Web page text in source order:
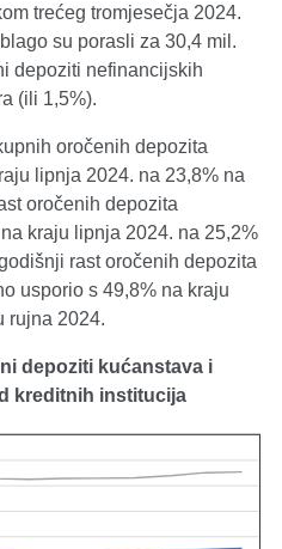
trećeg tromjesečja 2024.
su porasli za 30,4 mil.
depoziti nefinancijskih
(ili 1,5%).
oročenih depozita
lipnja 2024. na 23,8% na
oročenih depozita
kraju lipnja 2024. na 25,2%
rast oročenih depozita
usporio s 49,8% na kraju
rujna 2024.
depoziti kućanstava i
kreditnih institucija